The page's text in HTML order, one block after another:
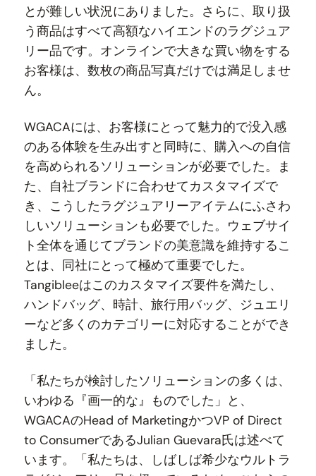
とが難しい状況にありました。さらに、取り扱
う商品はすべて高額なハイエンドのラグジュア
リー品です。オンラインで大きな買い物をする
お客様は、数枚の商品写真だけでは満足しませ
ん。
WGACAには、お客様にとって魅力的で没入感
のある体験を生み出すと同時に、購入への自信
を高められるソリューションが必要でした。ま
た、自社ブランドに合わせてカスタマイズで
き、こうしたラグジュアリーアイテムにふさわ
しいソリューションも必要でした。ウェブサイ
ト全体を通じてブランドの美意識を維持するこ
とは、同社にとって極めて重要でした。
Tangibleeはこのカスタマイズ要件を満たし、
ハンドバッグ、時計、旅行用バッグ、ジュエリ
ーなど多くのカテゴリーに対応することができ
ました。
「私たちが検討したソリューションの多くは、
いわゆる『画一的な』ものでした」と、
WGACAのHead of MarketingかつVP of Direct
to ConsumerであるJulian Guevara氏は述べて
います。「私たちは、しばしば希少なウルトラ